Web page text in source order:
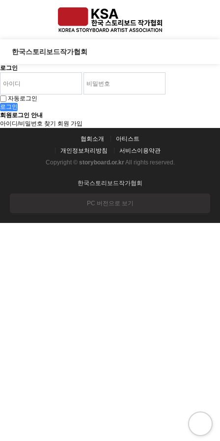
한국스토리보드작가협회
로그인
자동로그인
로그인
회원로그인 안내
아이디/비밀번호 찾기
회원 가입
협회소개
아티스트
개인정보처리방침
서비스이용약관
Copyright © storyboard.or.krAll rights reserved.
한국스토리보드작가협회
PC 버전으로 보기